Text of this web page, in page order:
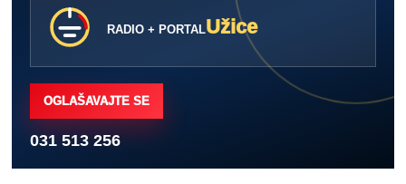
RADIO + PORTALUžice
OGLAŠAVAJTE SE
031 513 256